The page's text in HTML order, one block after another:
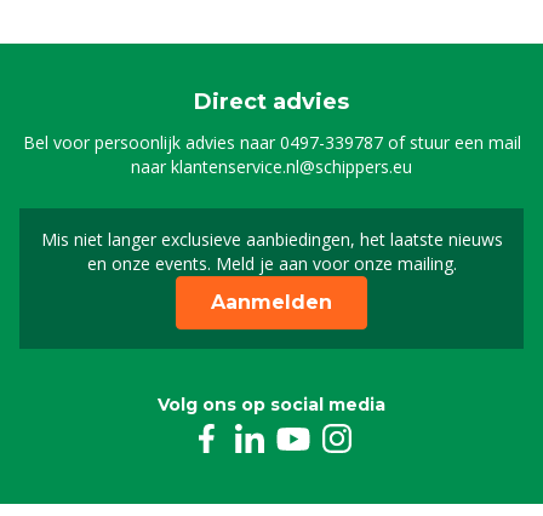
Direct advies
Bel voor persoonlijk advies naar0497-339787of stuur een mail
naarklantenservice.nl@schippers.eu
Mis niet langer exclusieve aanbiedingen, het laatste nieuws
en onze events. Meld je aan voor onze mailing.
Schrijf je in voor onze
Aanmelden
Volg ons op social media